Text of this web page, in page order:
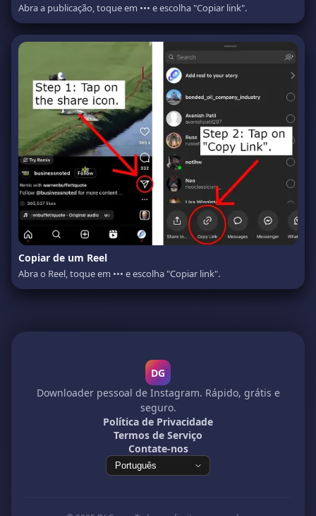
Abra a publicação, toque em ••• e escolha "Copiar link".
Copiar de um Reel
Abra o Reel, toque em ••• e escolha "Copiar link".
DG
Downloader pessoal de Instagram. Rápido, grátis e
seguro.
Política de Privacidade
Termos de Serviço
Contate-nos